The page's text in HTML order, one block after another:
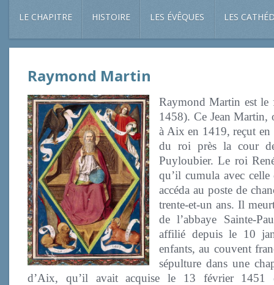
LE CHAPITRE HISTOIRE LES ÉVÊQUES LES
Raymond Martin
Raymond Martin est le
1458). Ce Jean Martin,
à Aix en 1419, reçut en
du roi près la cour
Puyloubier. Le roi
qu’il cumula avec
accéda au poste de
trente-et-un ans. Il
de l’abbaye Sainte-
affilié depuis le 10
enfants, au couvent
sépulture dans une
d’Aix, qu’il avait acquise le 13 février 1451